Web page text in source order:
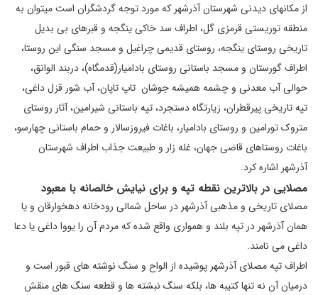
از مکانهای دیدنی شهرستان آذرشهر که مورد توجه گردشگران است میتوان به
منطقه توریستی قرمزی گل، اطراف سد خاکی ینگجه و قبرهای بی بدیل
تاریخی روستای ینگجه، روستای قدیمی چراغیل و مسجد سنگی این روستا،
اطراف گورستان و مسجد باستانی روستای بادامیار(قدمگاه)، دربند الوانق،
حوالی آب معدنی و چشمه همیشه جوشان تاپ تاپان، آب شور قزل داغی،
تپه تاریخی پیرقطران، زیارتگاه دستجرد، تپه باستانی شیرامین، آثار روستای
متروک تورامین و روستای بادامیار، باغات فیروزسالار و حمام باستانی چهارسو،
باغات روستاهای قاضی جهان، غله زار و طبیعت جذاب اطراف شهرستان
آذرشهر اشاره کرد.
مصلایی در بالاترین نقطه تپه و برای نیایش خالصانه با معبود
مصلای تاریخی و مذهبی آذرشهر در ساحل شمالی رودخانه دهخوارقان و یا
همان آذرشهر در تپه بلند و همواری واقع شده که مردم آن را یووا داغی یا دعا
داغی می نامند.
اطراف تپه مصلای آذرشهر پوشیده از الواح و سنگ نوشته های قبور است و
درمیان آن نه تنها کتیبه ها، بلکه سنگ نبشته ها و قطعه سنگ های منقش